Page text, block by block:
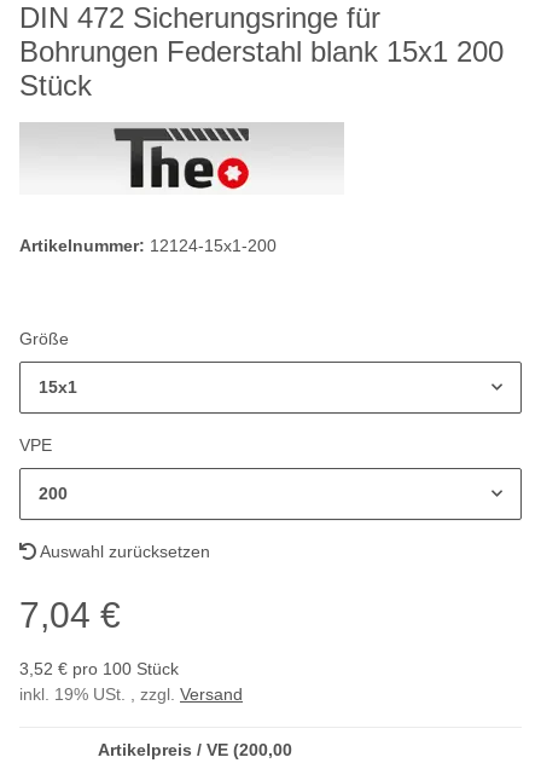
DIN 472 Sicherungsringe für
Bohrungen Federstahl blank 15x1 200
Stück
Artikelnummer: 12124-15x1-200
Größe
15x1
VPE
200
Auswahl zurücksetzen
7,04 €
3,52 € pro 100 Stück
inkl. 19% USt. , zzgl. Versand
Artikelpreis / VE (200,00